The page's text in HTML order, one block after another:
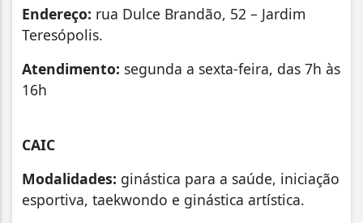
Endereço: rua Dulce Brandão, 52 – Jardim
Teresópolis.
Atendimento: segunda a sexta-feira, das 7h às
16h
CAIC
Modalidades: ginástica para a saúde, iniciação
esportiva, taekwondo e ginástica artística.